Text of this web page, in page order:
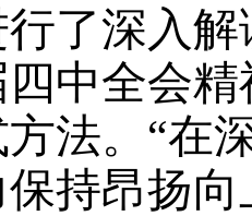
了深入
中全会
法。“在
持昂扬